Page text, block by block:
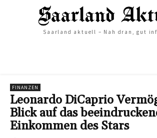
Saarland aktuell – Nah dran, gut
FINANZEN
Leonardo DiCaprio
Blick auf das
Einkommen des Stars